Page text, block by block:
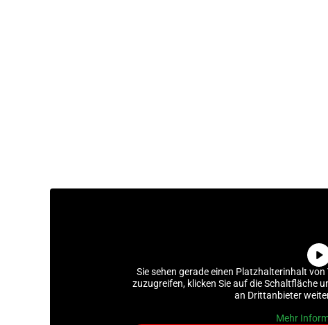
Sie sehen gerade einen Platzhalterinhalt von
zuzugreifen, klicken Sie auf die Schaltfläche
an Drittanbieter
Mehr